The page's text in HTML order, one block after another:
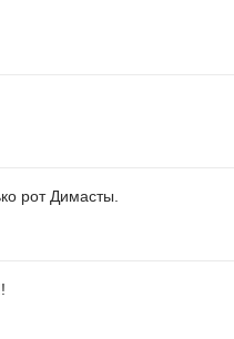
рот Димасты.